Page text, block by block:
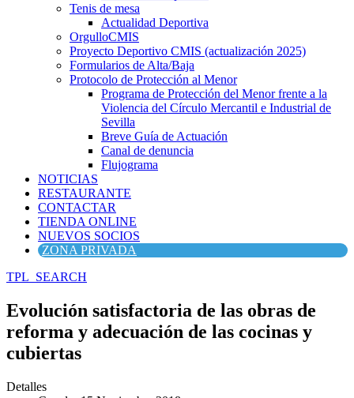
Tenis de mesa
Actualidad Deportiva
OrgulloCMIS
Proyecto Deportivo CMIS (actualización 2025)
Formularios de Alta/Baja
Protocolo de Protección al Menor
Programa de Protección del Menor frente a la
Violencia del Círculo Mercantil e Industrial de
Sevilla
Breve Guía de Actuación
Canal de denuncia
Flujograma
NOTICIAS
RESTAURANTE
CONTACTAR
TIENDA ONLINE
NUEVOS SOCIOS
ZONA PRIVADA
TPL_SEARCH
Evolución satisfactoria de las obras de
reforma y adecuación de las cocinas y
cubiertas
Detalles